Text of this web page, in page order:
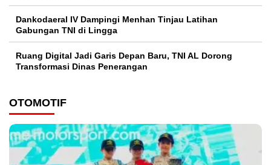
Dankodaeral IV Dampingi Menhan Tinjau Latihan
Gabungan TNI di Lingga
Ruang Digital Jadi Garis Depan Baru, TNI AL Dorong
Transformasi Dinas Penerangan
OTOMOTIF